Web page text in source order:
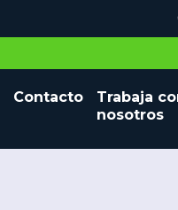
Contacto
Trabaja
nosotros
Cita